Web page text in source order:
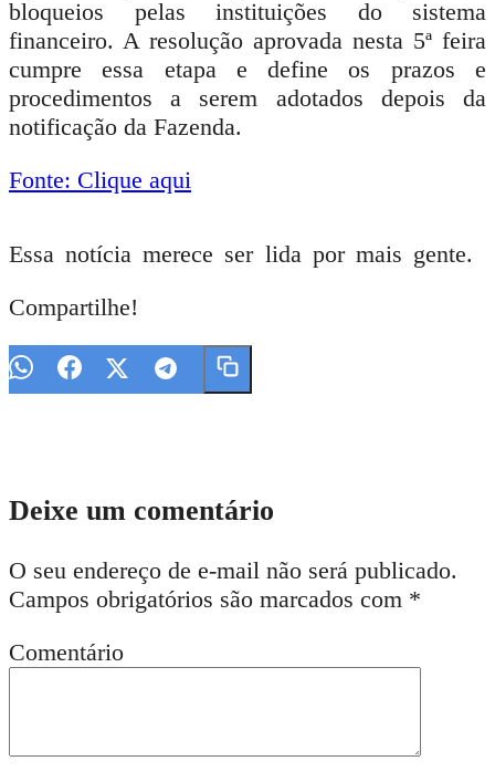
bloqueios pelas instituições do sistema
financeiro. A resolução aprovada nesta 5ª feira
cumpre essa etapa e define os prazos e
procedimentos a serem adotados depois da
notificação da Fazenda.
Fonte: Clique aqui
Essa notícia merece ser lida por mais gente.
Compartilhe!
Deixe um comentário
O seu endereço de e-mail não será publicado.
Campos obrigatórios são marcados com *
Comentário